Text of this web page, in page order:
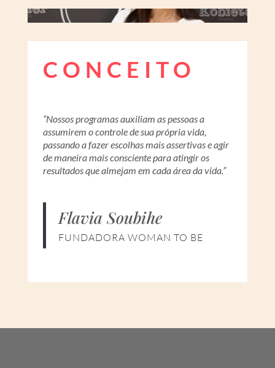
CONCEITO
“Nossos programas auxiliam as pessoas a
assumirem o controle de sua própria vida,
passando a fazer escolhas mais assertivas e agir
de maneira mais consciente para atingir os
resultados que almejam em cada área da vida.”
Flavia Soubihe
FUNDADORA WOMAN TO BE